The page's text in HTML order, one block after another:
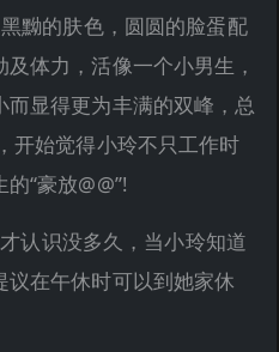
黝的肤色，圆圆的脸蛋配
体力，活像一个小男生，
显得更为丰满的双峰，总
开始觉得小玲不只工作时
“豪放@@”!
认识没多久，当小玲知道
在午休时可以到她家休